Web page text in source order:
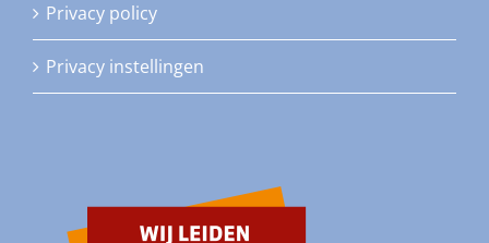
Privacy policy
Privacy instellingen